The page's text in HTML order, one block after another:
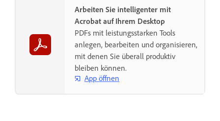
Arbeiten Sie intelligenter mit
Acrobat auf Ihrem Desktop
PDFs mit leistungsstarken Tools
anlegen, bearbeiten und organisieren,
mit denen Sie überall produktiv
bleiben können.
App öffnen